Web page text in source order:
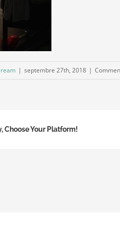
| septembre 27th, 2018 |
Choose Your Platform!